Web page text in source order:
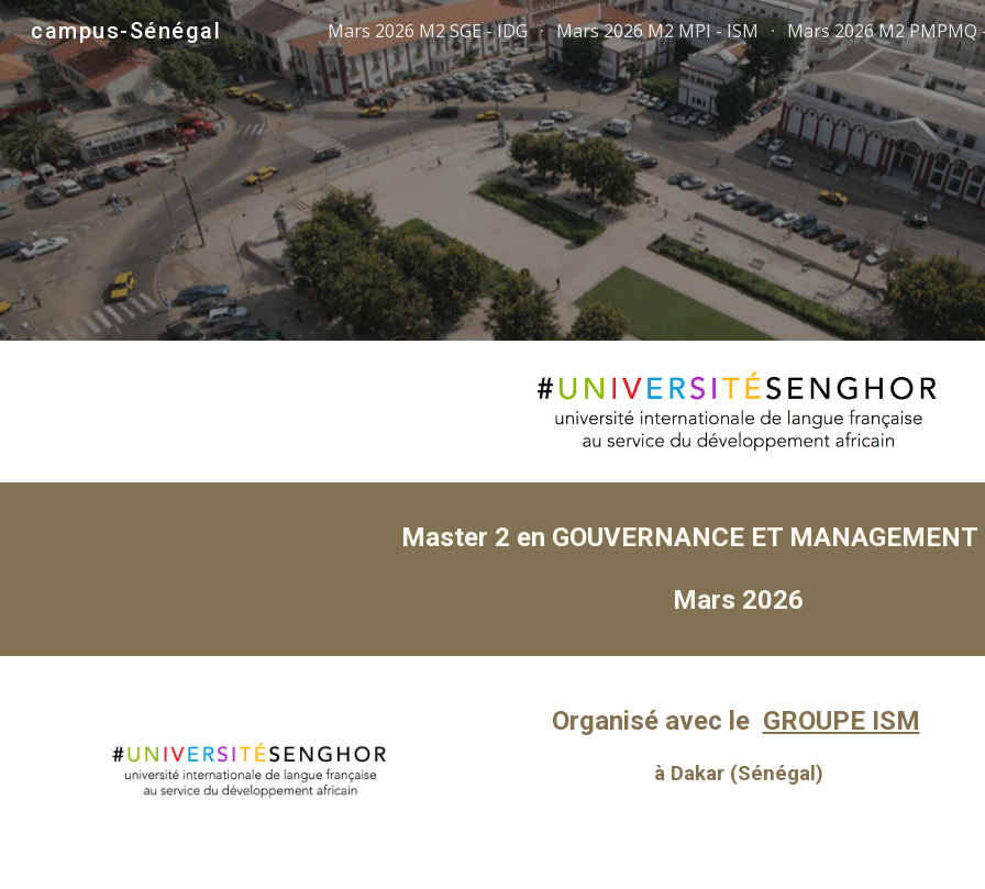
Skip to main content Skip to
campus-Sénégal Mars 2026 M2 SGE - IDG Mars 2026 M2 MPI - ISM
Master 2 en GOUVERNANCE ET MANAGEMENT
Mars 2026
Organisé avec le GROUPE ISM
à Dakar (Sénégal)